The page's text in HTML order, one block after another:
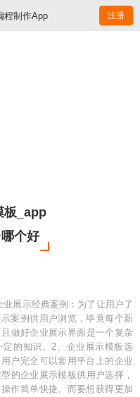
程制作App 注册
板_app
个好
展示经典案例：为了让用户了
案例供用户浏览，毕竟每个新
做好企业展示界面是一个复杂
的知识。2、企业展示模板选
户完全可以套用平台上的企业
的企业展示模板供用户选择，
作简单快捷。而要想获得更加